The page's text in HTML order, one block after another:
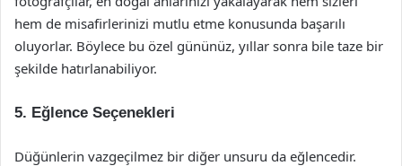
hem de misafirlerinizi mutlu etme konusunda başarılı
oluyorlar. Böylece bu özel gününüz, yıllar sonra bile taze bir
şekilde hatırlanabiliyor.
5. Eğlence Seçenekleri
Düğünlerin vazgeçilmez bir diğer unsuru da eğlencedir.